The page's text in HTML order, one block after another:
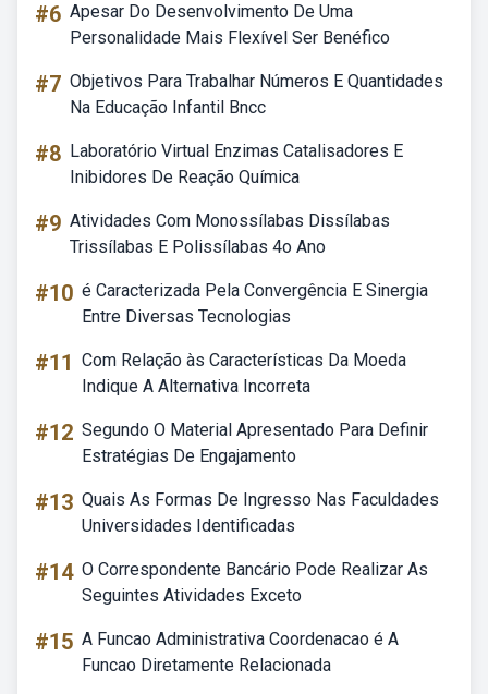
#6 Apesar Do Desenvolvimento De Uma
Personalidade Mais Flexível Ser Benéfico
#7 Objetivos Para Trabalhar Números E Quantidades
Na Educação Infantil Bncc
#8 Laboratório Virtual Enzimas Catalisadores E
Inibidores De Reação Química
#9 Atividades Com Monossílabas Dissílabas
Trissílabas E Polissílabas 4o Ano
#10 é Caracterizada Pela Convergência E Sinergia
Entre Diversas Tecnologias
#11 Com Relação às Características Da Moeda
Indique A Alternativa Incorreta
#12 Segundo O Material Apresentado Para Definir
Estratégias De Engajamento
#13 Quais As Formas De Ingresso Nas Faculdades
Universidades Identificadas
#14 O Correspondente Bancário Pode Realizar As
Seguintes Atividades Exceto
#15 A Funcao Administrativa Coordenacao é A
Funcao Diretamente Relacionada